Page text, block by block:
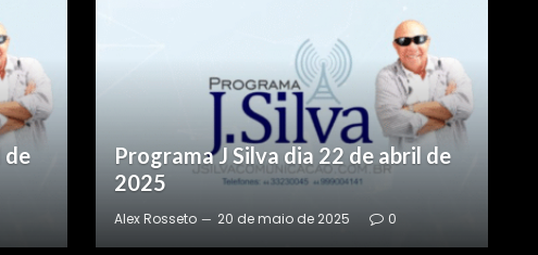
de
Programa J Silva dia 16 de abril de
2025
Alex Rosseto 20 de maio de 2025 0